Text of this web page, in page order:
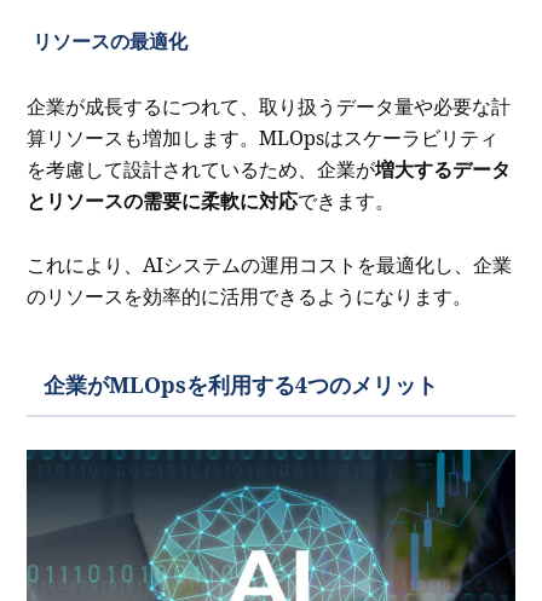
リソースの最適化
企業が成長するにつれて、取り扱うデータ量や必要な計
算リソースも増加します。MLOpsはスケーラビリティ
を考慮して設計されているため、企業が増大するデータ
とリソースの需要に柔軟に対応できます。
これにより、AIシステムの運用コストを最適化し、企業
のリソースを効率的に活用できるようになります。
企業がMLOpsを利用する4つのメリット